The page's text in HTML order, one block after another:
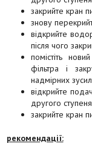
закрийте кран
знову
відкрийте
після чого
помістіть
фільтра і
надмірних
відкрийте
другого
закрийте кран
рекомендації: